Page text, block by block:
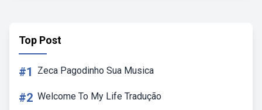
Top Post
#1 Zeca Pagodinho Sua Musica
#2 Welcome To My Life Tradução